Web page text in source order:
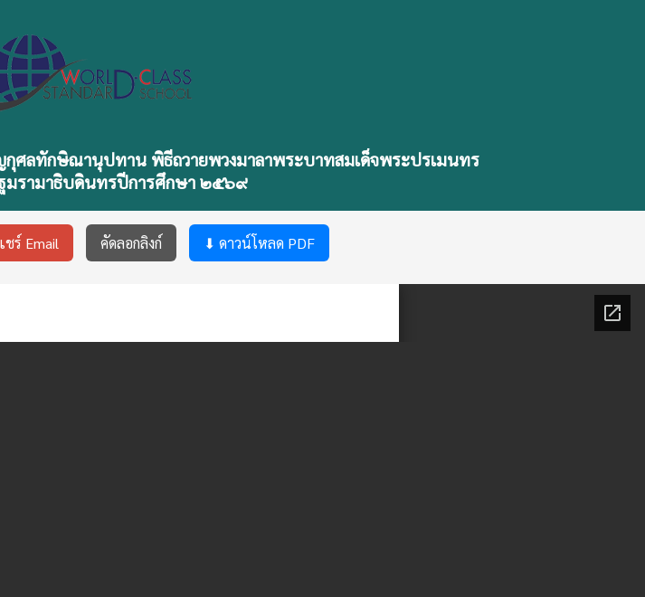
ศลทักษิณานุปทาน พิธีถวายพวงมาลาพระบาทสมเด็จพระปรเมนทร
รามาธิบดินทรปีการศึกษา ๒๕๖๙
ชร์ Email คัดลอกลิงก์ ⬇ ดาวน์โหลด PDF